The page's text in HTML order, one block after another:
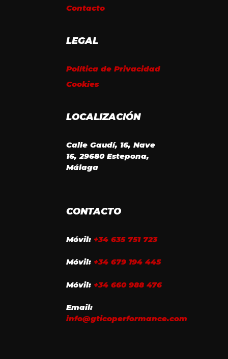
Contacto
LEGAL
Política de Privacidad
Cookies
LOCALIZACIÓN
Calle Gaudí, 16, Nave
16, 29680 Estepona,
Málaga
CONTACTO
Móvil: +34 635 751 723
Móvil: +34 679 194 445
Móvil: +34 660 988 476
Email:
info@gticoperformance.com